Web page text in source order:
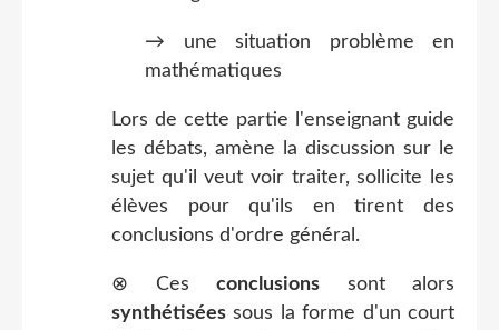
→ une situation problème en
mathématiques
Lors de cette partie l'enseignant guide
les débats, amène la discussion sur le
sujet qu'il veut voir traiter, sollicite les
élèves pour qu'ils en tirent des
conclusions d'ordre général.
⊗ Ces conclusions sont alors
synthétisées sous la forme d'un court